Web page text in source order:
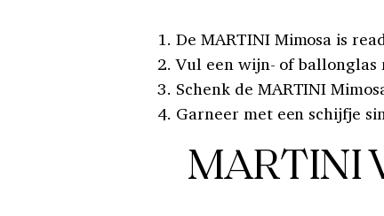
De MARTINI Mimosa is
Vul een wijn- of ballonglas
Schenk de MARTINI
Garneer met een schijfje
MARTINI